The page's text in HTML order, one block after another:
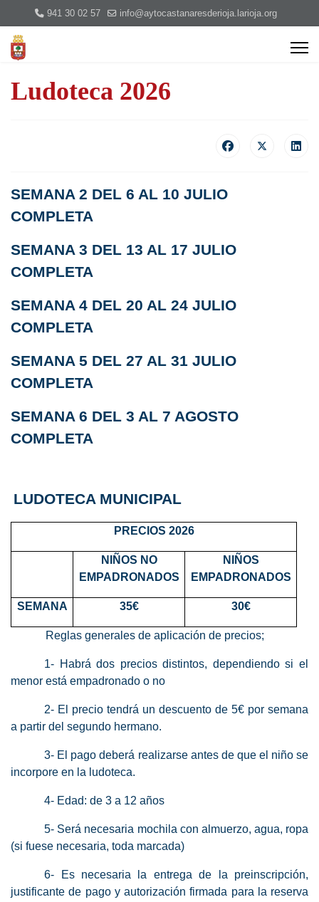
941 30 02 57 info@aytocastanaresderioja.larioja.org
Ludoteca 2026
SEMANA 2 DEL 6 AL 10 JULIO
COMPLETA
SEMANA 3 DEL 13 AL 17 JULIO
COMPLETA
SEMANA 4 DEL 20 AL 24 JULIO
COMPLETA
SEMANA 5 DEL 27 AL 31 JULIO
COMPLETA
SEMANA 6 DEL 3 AL 7 AGOSTO
COMPLETA
LUDOTECA MUNICIPAL
PRECIOS 2026
NIÑOS NO
EMPADRONADOS
NIÑOS
EMPADRONADOS
SEMANA 35€ 30€
Reglas generales de aplicación de precios;
1- Habrá dos precios distintos, dependiendo si el
menor está empadronado o no
2- El precio tendrá un descuento de 5€ por semana
a partir del segundo hermano.
3- El pago deberá realizarse antes de que el niño se
incorpore en la ludoteca.
4- Edad: de 3 a 12 años
5- Será necesaria mochila con almuerzo, agua, ropa
(si fuese necesaria, toda marcada)
6- Es necesaria la entrega de la preinscripción,
justificante de pago y autorización firmada para la reserva